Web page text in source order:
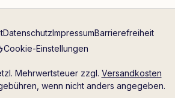
DatenschutzImpressumBarrierefreiheit
Cookie-Einstellungen
Mehrwertsteuer zzgl. Versandkosten
wenn nicht anders angegeben.